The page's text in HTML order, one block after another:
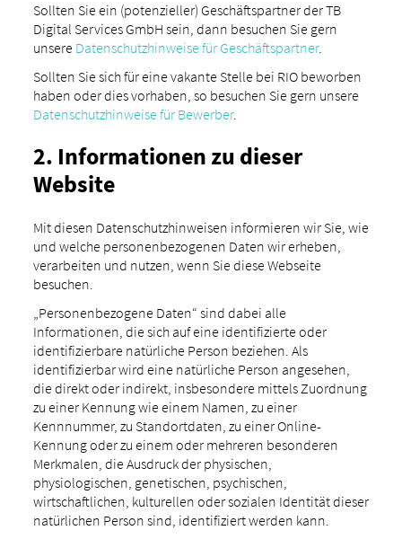
Sollten Sie ein (potenzieller) Geschäftspartner der TB
Digital Services GmbH sein, dann besuchen Sie gern
unsere Datenschutzhinweise für Geschäftspartner.
Sollten Sie sich für eine vakante Stelle bei RIO beworben
haben oder dies vorhaben, so besuchen Sie gern unsere
Datenschutzhinweise für Bewerber.
2. Informationen zu dieser
Website
Mit diesen Datenschutzhinweisen informieren wir Sie, wie
und welche personenbezogenen Daten wir erheben,
verarbeiten und nutzen, wenn Sie diese Webseite
besuchen.
„Personenbezogene Daten“ sind dabei alle
Informationen, die sich auf eine identifizierte oder
identifizierbare natürliche Person beziehen. Als
identifizierbar wird eine natürliche Person angesehen,
die direkt oder indirekt, insbesondere mittels Zuordnung
zu einer Kennung wie einem Namen, zu einer
Kennnummer, zu Standortdaten, zu einer Online-
Kennung oder zu einem oder mehreren besonderen
Merkmalen, die Ausdruck der physischen,
physiologischen, genetischen, psychischen,
wirtschaftlichen, kulturellen oder sozialen Identität dieser
natürlichen Person sind, identifiziert werden kann.